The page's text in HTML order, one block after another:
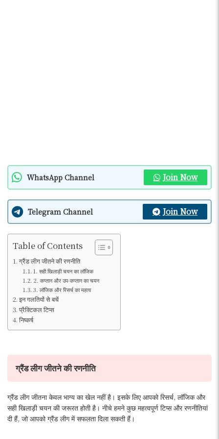
WhatsApp Channel Join Now
Telegram Channel Join Now
Table of Contents
ग्रैंड लीग जीतने की रणनीति
1. सही खिलाड़ी चयन का लॉजिक
2. कप्तान और उप-कप्तान का चयन
3. लॉजिक और रिसर्च का महत्व
इन गलतियों से बचें
प्रैक्टिकल टिप्स
निष्कर्ष
ग्रैंड लीग जीतने की रणनीति
ग्रैंड लीग जीतना केवल भाग्य का खेल नहीं है। इसके लिए आपको रिसर्च, लॉजिक और
सही खिलाड़ी चयन की जरूरत होती है। नीचे हमने कुछ महत्वपूर्ण टिप्स और रणनीतियां
दी हैं, जो आपको ग्रैंड लीग में सफलता दिला सकती हैं।